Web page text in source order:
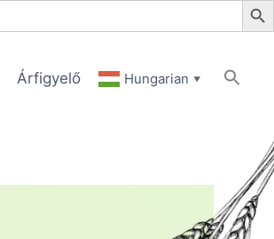
Árfigyelő Hungarian ▼